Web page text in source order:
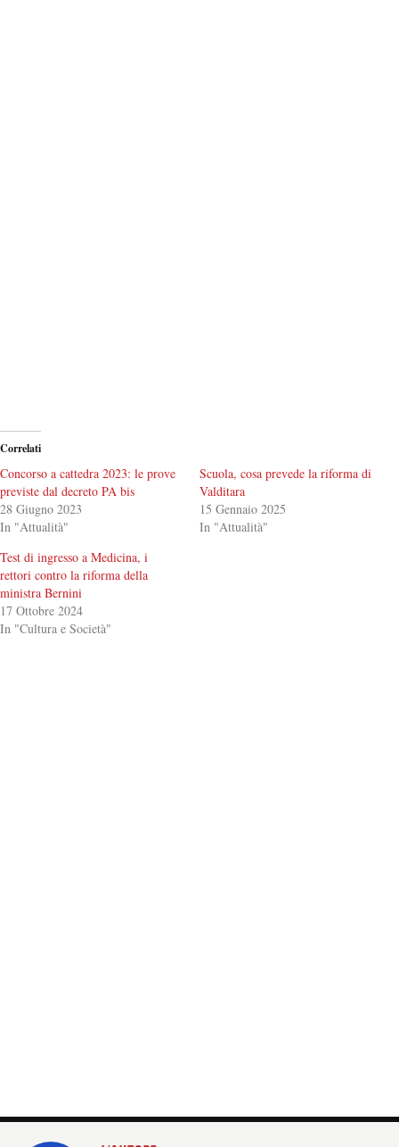
Correlati
Concorso a cattedra 2023: le prove
previste dal decreto PA bis
28 Giugno 2023
In "Attualità"
Scuola, cosa prevede la riforma di
Valditara
15 Gennaio 2025
In "Attualità"
Test di ingresso a Medicina, i
rettori contro la riforma della
ministra Bernini
17 Ottobre 2024
In "Cultura e Società"